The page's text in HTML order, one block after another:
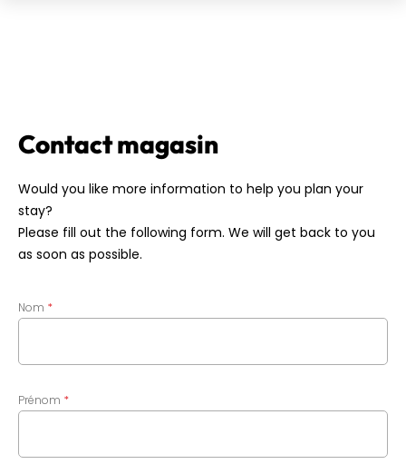
Contact magasin
Would you like more information to help you plan your
stay?
Please fill out the following form. We will get back to you
as soon as possible.
Nom
Prénom